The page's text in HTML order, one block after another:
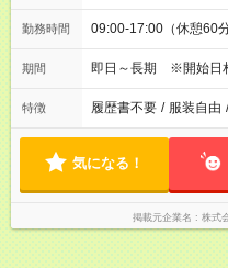
勤務時間 09:00-17:00（休憩60
期間 即日～長期 ※開始日
特徴 履歴書不要 / 服装自由 /
気になる！
掲載元企業名 株式